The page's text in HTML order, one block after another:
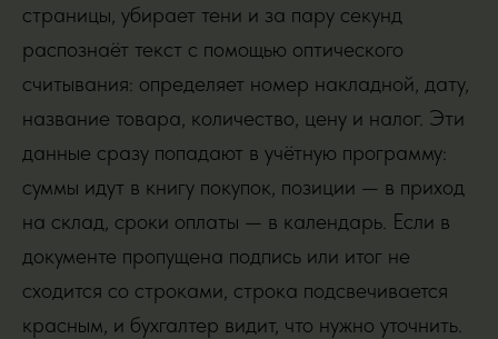
страницы, убирает тени и за пару секунд
распознаёт текст с помощью оптического
считывания: определяет номер накладной, дату,
название товара, количество, цену и налог. Эти
данные сразу попадают в учётную программу:
суммы идут в книгу покупок, позиции — в приход
на склад, сроки оплаты — в календарь. Если в
документе пропущена подпись или итог не
сходится со строками, строка подсвечивается
красным, и бухгалтер видит, что нужно уточнить.